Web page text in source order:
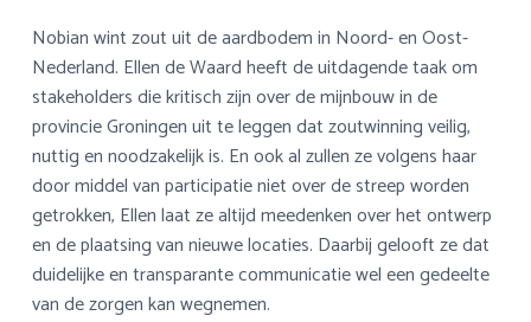
Nobian wint zout uit de aardbodem in Noord- en Oost-
Nederland. Ellen de Waard heeft de uitdagende taak om
stakeholders die kritisch zijn over de mijnbouw in de
provincie Groningen uit te leggen dat zoutwinning veilig,
nuttig en noodzakelijk is. En ook al zullen ze volgens haar
door middel van participatie niet over de streep worden
getrokken, Ellen laat ze altijd meedenken over het ontwerp
en de plaatsing van nieuwe locaties. Daarbij gelooft ze dat
duidelijke en transparante communicatie wel een gedeelte
van de zorgen kan wegnemen.